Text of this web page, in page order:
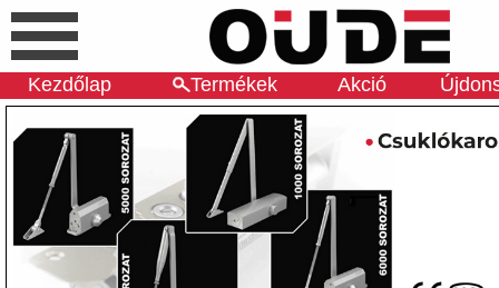
Kezdőlap Termékek Akció